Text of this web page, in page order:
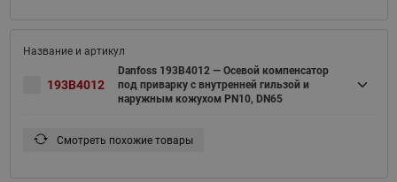
193B4012
Danfoss 193B4012 — Осевой компенсатор
под приварку с внутренней гильзой и
наружным кожухом PN10, DN65
Смотреть похожие товары